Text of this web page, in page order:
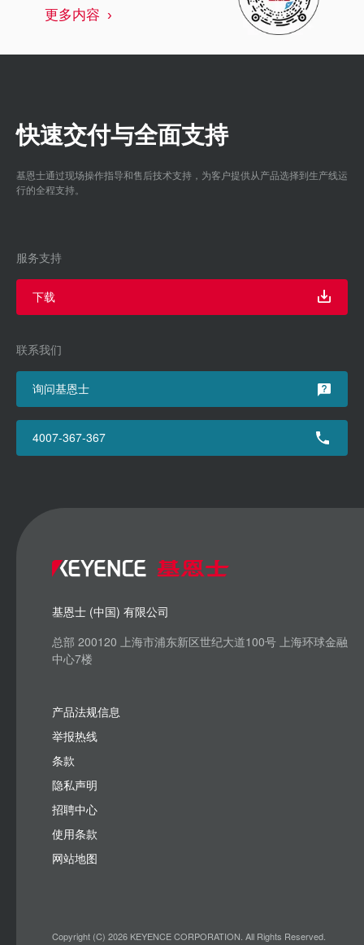
更多内容
快速交付与全面支持
基恩士通过现场操作指导和售后技术支持，为客户提供从产品选择到生产线运
行的全程支持。
服务支持
下载
联系我们
询问基恩士
4007-367-367
基恩士 (中国) 有限公司
总部 200120 上海市浦东新区世纪大道100号 上海环球金融
中心7楼
产品法规信息
举报热线
条款
隐私声明
招聘中心
使用条款
网站地图
Copyright (C) 2026 KEYENCE CORPORATION. All Rights Reserved.